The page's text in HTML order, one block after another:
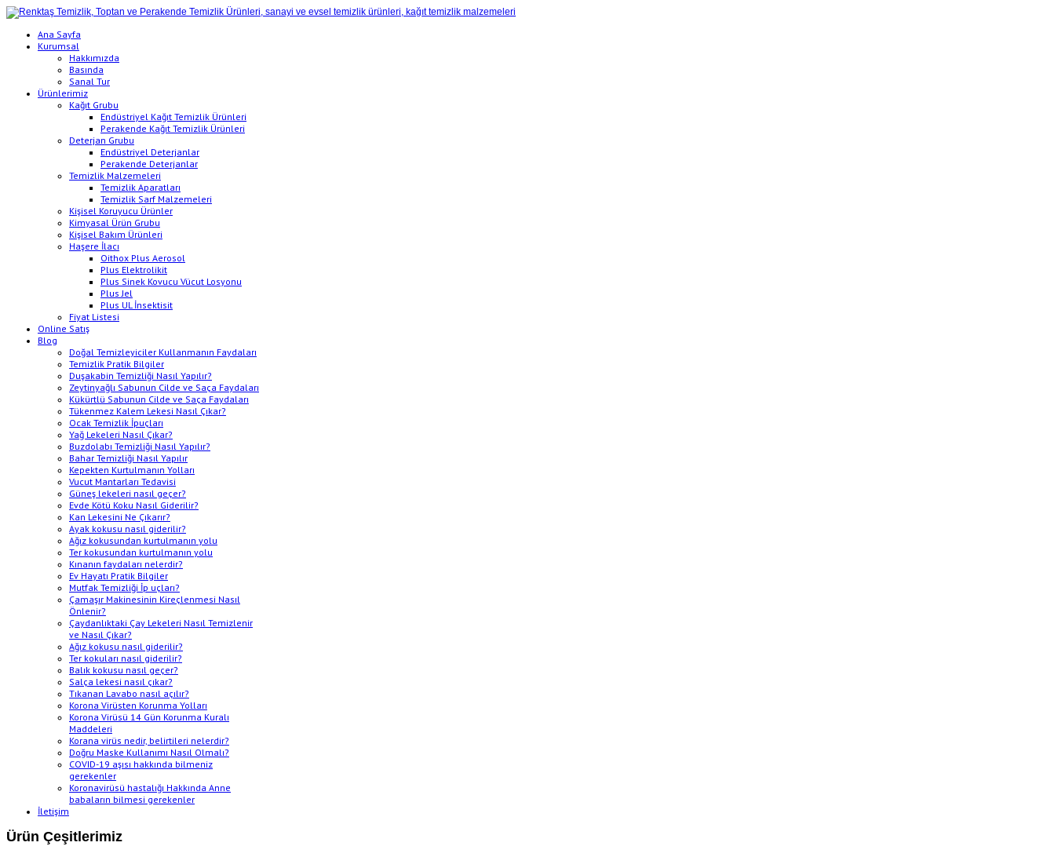
Ana Sayfa
Kurumsal
Hakkımızda
Basında
Sanal Tur
Ürünlerimiz
Kağıt Grubu
Endüstriyel Kağıt Temizlik Ürünleri
Perakende Kağıt Temizlik Ürünleri
Deterjan Grubu
Endüstriyel Deterjanlar
Perakende Deterjanlar
Temizlik Malzemeleri
Temizlik Aparatları
Temizlik Sarf Malzemeleri
Kişisel Koruyucu Ürünler
Kimyasal Ürün Grubu
Kişisel Bakım Ürünleri
Haşere İlacı
Oithox Plus Aerosol
Plus Elektrolikit
Plus Sinek Kovucu Vücut Losyonu
Plus Jel
Plus UL İnsektisit
Fiyat Listesi
Online Satış
Blog
Doğal Temizleyiciler Kullanmanın Faydaları
Temizlik Pratik Bilgiler
Duşakabin Temizliği Nasıl Yapılır?
Zeytinyağlı Sabunun Cilde ve Saça Faydaları
Kükürtlü Sabunun Cilde ve Saça Faydaları
Tükenmez Kalem Lekesi Nasıl Çıkar?
Ocak Temizlik İpuçları
Yağ Lekeleri Nasıl Çıkar?
Buzdolabı Temizliği Nasıl Yapılır?
Bahar Temizliği Nasıl Yapılır
Kepekten Kurtulmanın Yolları
Vucut Mantarları Tedavisi
Güneş lekeleri nasıl geçer?
Evde Kötü Koku Nasıl Giderilir?
Kan Lekesini Ne Çıkarır?
Ayak kokusu nasıl giderilir?
Ağız kokusundan kurtulmanın yolu
Ter kokusundan kurtulmanın yolu
Kınanın faydaları nelerdir?
Ev Hayatı Pratik Bilgiler
Mutfak Temizliği İp uçları?
Çamaşır Makinesinin Kireçlenmesi Nasıl
Önlenir?
Çaydanlıktaki Çay Lekeleri Nasıl Temizlenir
ve Nasıl Çıkar?
Ağız kokusu nasıl giderilir?
Ter kokuları nasıl giderilir?
Balık kokusu nasıl geçer?
Salça lekesi nasıl çıkar?
Tıkanan Lavabo nasıl açılır?
Korona Virüsten Korunma Yolları
Korona Virüsü 14 Gün Korunma Kuralı
Maddeleri
Korana virüs nedir, belirtileri nelerdir?
Doğru Maske Kullanımı Nasıl Olmalı?
COVID-19 aşısı hakkında bilmeniz
gerekenler
Koronavirüsü hastalığı Hakkında Anne
babaların bilmesi gerekenler
İletişim
Ürün Çeşitlerimiz